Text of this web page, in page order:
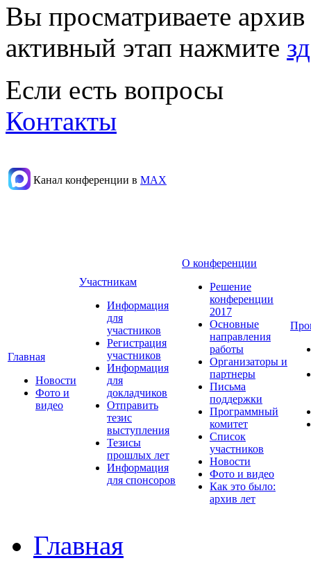
Вы просматриваете
активный этап нажмите
Если есть вопросы
Контакты
Канал конференции в МАХ
Главная
Новости
Фото и
видео
Участникам
Информация
для
участников
Регистрация
участников
Информация
для
докладчиков
Отправить
тезис
выступления
Тезисы
прошлых лет
Информация
для спонсоров
О конференции
Решение
конференции
2017
Основные
направления
работы
Организаторы и
партнеры
Письма
поддержки
Программный
комитет
Список
участников
Новости
Фото и видео
Как это было:
архив лет
Главная